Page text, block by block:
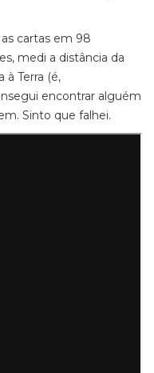
cartas em 98
medi a distância da
à Terra (é,
encontrar alguém
Sinto que falhei.